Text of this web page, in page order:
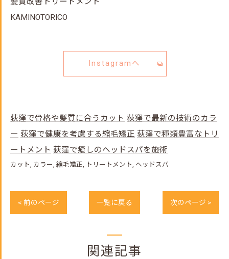
KAMINOTORICO
Instagramへ
荻窪で骨格や髪質に合うカット 荻窪で最新の技術のカラ
ー 荻窪で健康を考慮する縮毛矯正 荻窪で種類豊富なトリ
ートメント 荻窪で癒しのヘッドスパを施術
カット カラー 縮毛矯正 トリートメント ヘッドスパ
< 前のページ 一覧に戻る 次のページ >
関連記事